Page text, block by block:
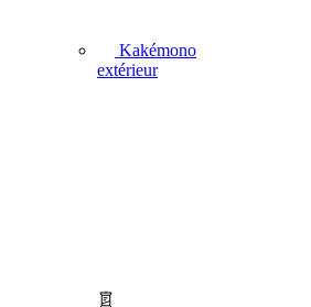
Kakémono
extérieur